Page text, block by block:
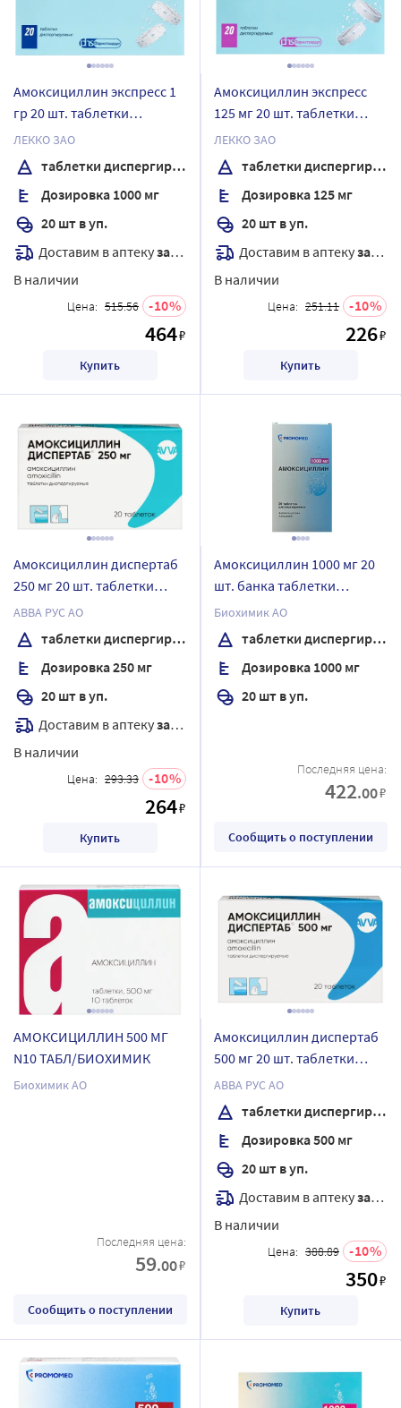
Амоксициллин экспресс 1
гр 20 шт. таблетки
диспергируемые
ЛЕККО ЗАО
таблетки диспергируемые
Дозировка 1000 мг
20 шт в уп.
Доставим в аптекузавтра
В наличии
Цена: 515.56 10
464₽
Купить
Амоксициллин экспресс
125 мг 20 шт. таблетки
диспергируемые
ЛЕККО ЗАО
таблетки диспергируемые
Дозировка 125 мг
20 шт в уп.
Доставим в аптекузавтра
В наличии
Цена: 251.11 10
226₽
Купить
Амоксициллин диспертаб
250 мг 20 шт. таблетки
диспергируемые
АВВА РУС АО
таблетки диспергируемые
Дозировка 250 мг
20 шт в уп.
Доставим в аптекузавтра
В наличии
Цена: 293.33 10
264₽
Купить
Амоксициллин 1000 мг 20
шт. банка таблетки
диспергируемые
Биохимик АО
таблетки диспергируемые
Дозировка 1000 мг
20 шт в уп.
Последняя цена:
422.00₽
Сообщить о поступлении
АМОКСИЦИЛЛИН 500 МГ
N10 ТАБЛ/БИОХИМИК
Биохимик АО
Последняя цена:
59.00₽
Сообщить о поступлении
Амоксициллин диспертаб
500 мг 20 шт. таблетки
диспергируемые
АВВА РУС АО
таблетки диспергируемые
Дозировка 500 мг
20 шт в уп.
Доставим в аптекузавтра
В наличии
Цена: 388.89 10
350₽
Купить